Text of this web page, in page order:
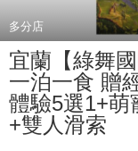
多分店
宜蘭【綠舞
一泊一食 贈
體驗5選1+萌
+雙人滑索